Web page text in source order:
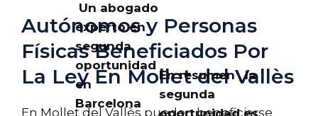
Autónomos y Personas
Físicas Beneficiados Por
La Ley En Mollet del Vallès
En Mollet del Vallès pueden beneficiarse
Un abogado
experto en
segunda
oportunidad
en
Barcelona
En resumen , la
segunda
oportunidad es